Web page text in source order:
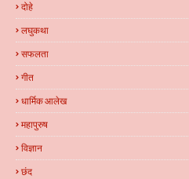
दोहे
लघुकथा
सफलता
गीत
धार्मिक आलेख
महापुरुष
विज्ञान
छंद